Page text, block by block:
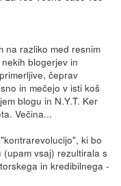
na razliko med resnim
blogerjev in
čeprav
in mečejo v isti koš
blogu in N.Y.T. Ker
Večina...
ki bo
vsaj) rezultirala s
in kredibilnega -